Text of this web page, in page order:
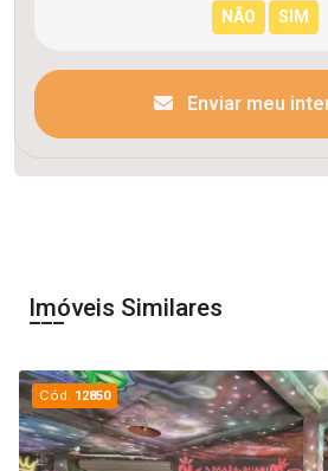
Enviar meu
Imóveis Similares
Cód. 12850